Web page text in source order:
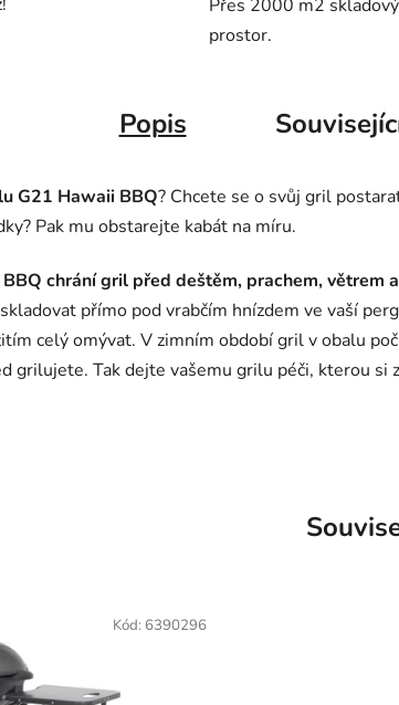
Přes 2000 m2
prostor.
Popis
G21 Hawaii BBQ? Chcete se o svůj gril
Pak mu obstarejte kabát na míru.
chrání gril před deštěm, prachem, větrem
přímo pod vrabčím hnízdem ve vaší
celý omývat. V zimním období gril v obalu
grilujete. Tak dejte vašemu grilu péči, kterou si
Kód: 6390296